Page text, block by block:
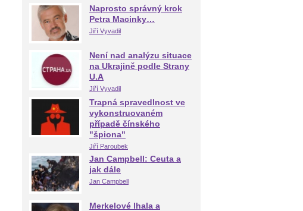
Naprosto správný krok
Petra Macinky…
Jiří Vyvadil
Není nad analýzu situace
na Ukrajině podle Strany
U.A
Jiří Vyvadil
Trapná spravedlnost ve
vykonstruovaném
případě čínského
"špiona"
Jiří Paroubek
Jan Campbell: Ceuta a
jak dále
Jan Campbell
Merkelové lhala a